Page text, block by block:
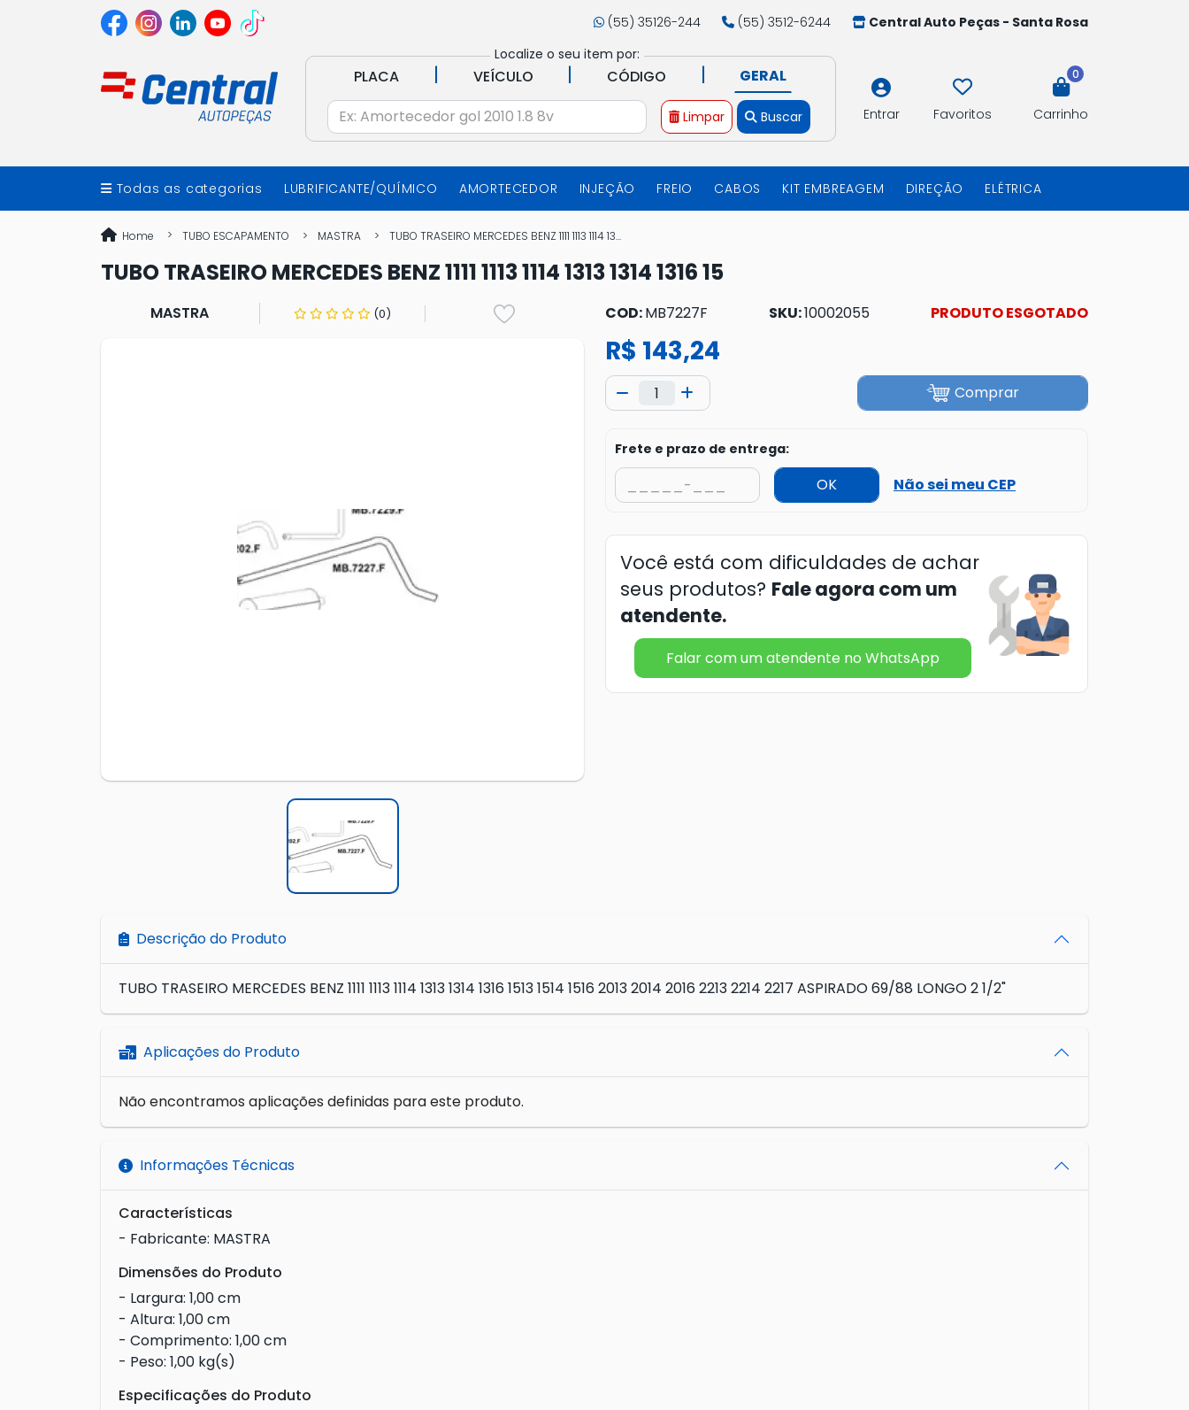
(55) 35126-244 (55) 3512-6244
Central Auto Peças - Santa Rosa
Localize o seu item por:
PLACA | VEÍCULO | CÓDIGO | GERAL
Limpar Buscar Entrar Favoritos
0
Carrinho
Todas as categorias LUBRIFICANTE/QUÍMICO AMORTECEDOR INJEÇÃO FREIO CABOS KIT EMBREAGEM DIREÇÃO ELÉTRICA
Home TUBO ESCAPAMENTO MASTRA TUBO TRASEIRO MERCEDES BENZ 1111 1113 1114 13...
TUBO TRASEIRO MERCEDES BENZ 1111 1113 1114 1313 1314 1316 15
MASTRA (0) COD:MB7227F SKU:10002055 PRODUTO ESGOTADO
R$ 143,24
Comprar
Frete e prazo de entrega:
OK Não sei meu CEP
Você está com dificuldades de achar
seus produtos? Fale agora com um
atendente.
Falar com um atendente no WhatsApp
Descrição do Produto
TUBO TRASEIRO MERCEDES BENZ 1111 1113 1114 1313 1314 1316 1513 1514 1516 2013 2014 2016 2213 2214 2217 ASPIRADO 69/88 LONGO 2 1/2"
Aplicações do Produto
Não encontramos aplicações definidas para este produto.
Informações Técnicas
Características
- Fabricante: MASTRA
Dimensões do Produto
- Largura: 1,00 cm
- Altura: 1,00 cm
- Comprimento: 1,00 cm
- Peso: 1,00 kg(s)
Especificações do Produto